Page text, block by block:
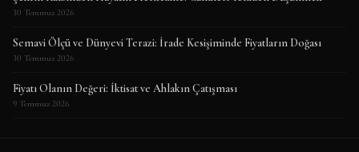
30 Temmuz 2026
Semavi Ölçü ve Dünyevi Terazi: İrade Kesişiminde Fiyatların Doğası
30 Temmuz 2026
Fiyatı Olanın Değeri: İktisat ve Ahlakın Çatışması
9 Temmuz 2026